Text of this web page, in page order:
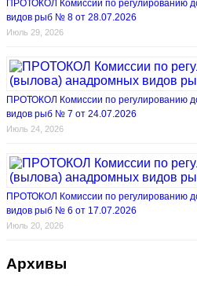
ПРОТОКОЛ Комиссии по регулированию
видов рыб № 8 от 28.07.2026
Июль 29, 2026
ПРОТОКОЛ Комиссии по регулированию
видов рыб № 7 от 24.07.2026
Июль 24, 2026
ПРОТОКОЛ Комиссии по регулированию
видов рыб № 6 от 17.07.2026
Июль 20, 2026
Архивы